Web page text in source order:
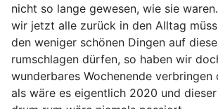
nicht so lange gewesen, wie sie
wir jetzt alle zurück in den Alltag
den weniger schönen Dingen auf
rumschlagen dürfen, so haben wir
wunderbares Wochenende verbringen
als wäre es eigentlich 2020 und